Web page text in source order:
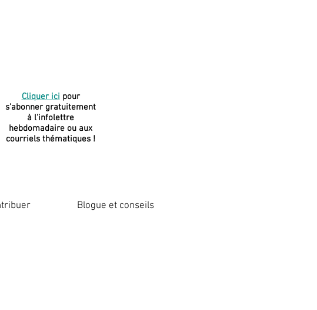
Cliquer ici pour
s'abonner gratuitement
à l'infolettre
hebdomadaire ou aux
courriels thématiques !
Blogue et conseils